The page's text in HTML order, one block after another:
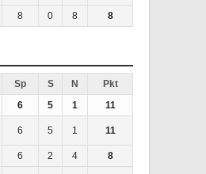
8 0 8 8
Sp S N
Pkt
6 5 1 11
6 5 1 11
6 2 4 8